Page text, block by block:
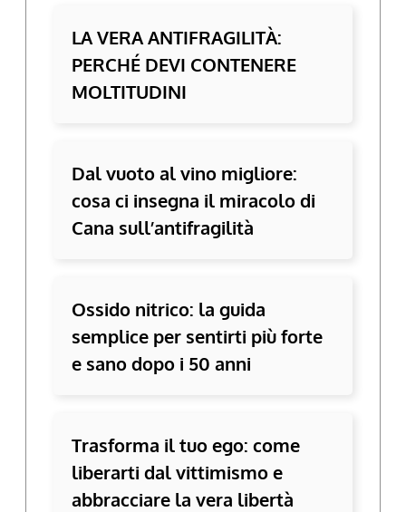
LA VERA ANTIFRAGILITÀ:
PERCHÉ DEVI CONTENERE
MOLTITUDINI
Dal vuoto al vino migliore:
cosa ci insegna il miracolo di
Cana sull’antifragilità
Ossido nitrico: la guida
semplice per sentirti più forte
e sano dopo i 50 anni
Trasforma il tuo ego: come
liberarti dal vittimismo e
abbracciare la vera libertà